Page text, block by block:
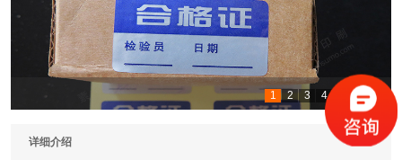
1 2 3 4 6 7
详细介绍